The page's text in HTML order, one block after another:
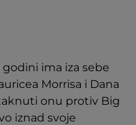
ima iza sebe
Morrisa i Dana
onu protiv Big
iznad svoje